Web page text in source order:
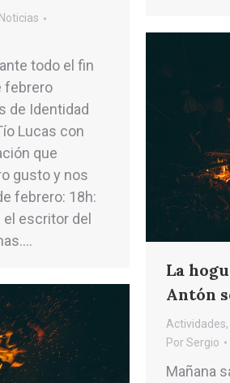
Noticias
todo el fin
febrero
de Identidad
Lucas con
que
gusto y nos
febrero: 18h:
escritor del
La
Antón
Actividades,
PorSergio
Mañana